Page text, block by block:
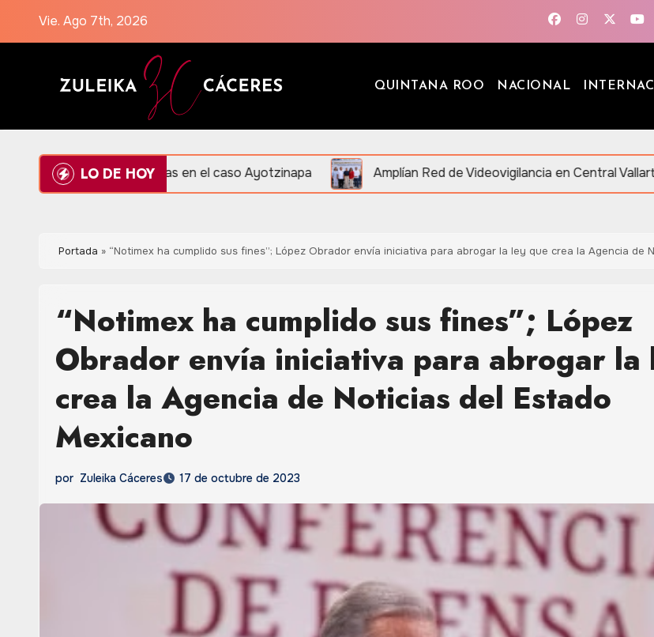
Vie. Ago 7th, 2026
QUINTANA ROO NACIONAL
LO DE HOY
de evidencias en el caso Ayotzinapa Amplían Red de Videovigilancia en Central Vallarta y la Ruta
Portada » “Notimex ha cumplido sus fines”; López Obrador envía iniciativa para abrogar la ley que crea la Agencia de
“Notimex ha cumplido sus fines”; López
Obrador envía iniciativa para abrogar la
crea la Agencia de Noticias del Estado
Mexicano
por Zuleika Cáceres 17 de octubre de 2023